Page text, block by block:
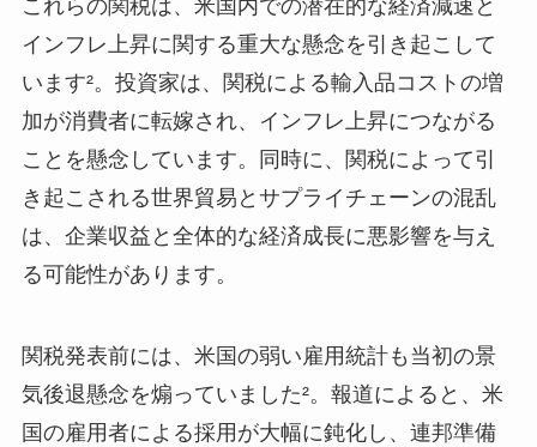
これらの関税は、米国内での潜在的な経済減速と
インフレ上昇に関する重大な懸念を引き起こして
います²。投資家は、関税による輸入品コストの増
加が消費者に転嫁され、インフレ上昇につながる
ことを懸念しています。同時に、関税によって引
き起こされる世界貿易とサプライチェーンの混乱
は、企業収益と全体的な経済成長に悪影響を与え
る可能性があります。
関税発表前には、米国の弱い雇用統計も当初の景
気後退懸念を煽っていました²。報道によると、米
国の雇用者による採用が大幅に鈍化し、連邦準備